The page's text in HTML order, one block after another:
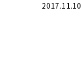
2017.11.10